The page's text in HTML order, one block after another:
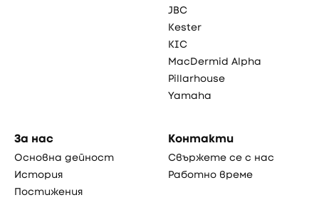
JBC
Kester
KIC
MacDermid Alpha
Pillarhouse
Yamaha
За нас
Основна дейност
История
Постижения
Контакти
Свържете се с нас
Работно време